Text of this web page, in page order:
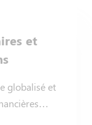
et
globalisé et